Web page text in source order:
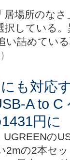
居場所のな
択している
い詰めてい
も対応
A to
円に
の
2mの2本セ